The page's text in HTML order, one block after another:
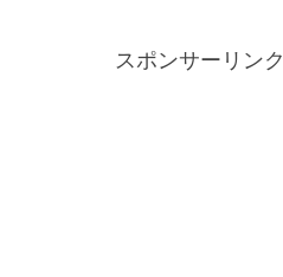
スポンサーリンク